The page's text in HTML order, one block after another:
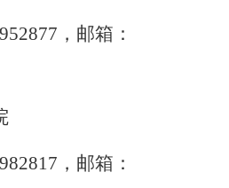
2877 ，邮箱：
，邮箱：